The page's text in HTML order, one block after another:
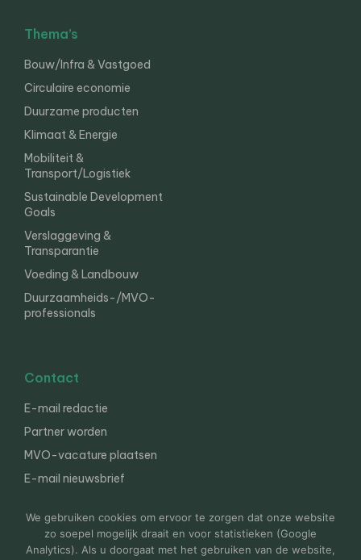
Thema’s
Bouw/Infra & Vastgoed
Circulaire economie
Duurzame producten
Klimaat & Energie
Mobiliteit &
Transport/Logistiek
Sustainable Development
Goals
Verslaggeving &
Transparantie
Voeding & Landbouw
Duurzaamheids-/MVO-
professionals
Contact
E-mail redactie
Partner worden
MVO-vacature plaatsen
E-mail nieuwsbrief
We gebruiken cookies om ervoor te zorgen dat onze website
zo soepel mogelijk draait en voor statistieken (Google
Analytics). Als u doorgaat met het gebruiken van de website,